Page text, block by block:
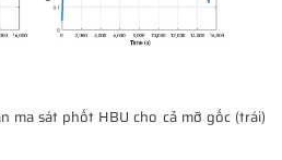
ma sát phốt HBU cho cả mỡ gốc (trái)